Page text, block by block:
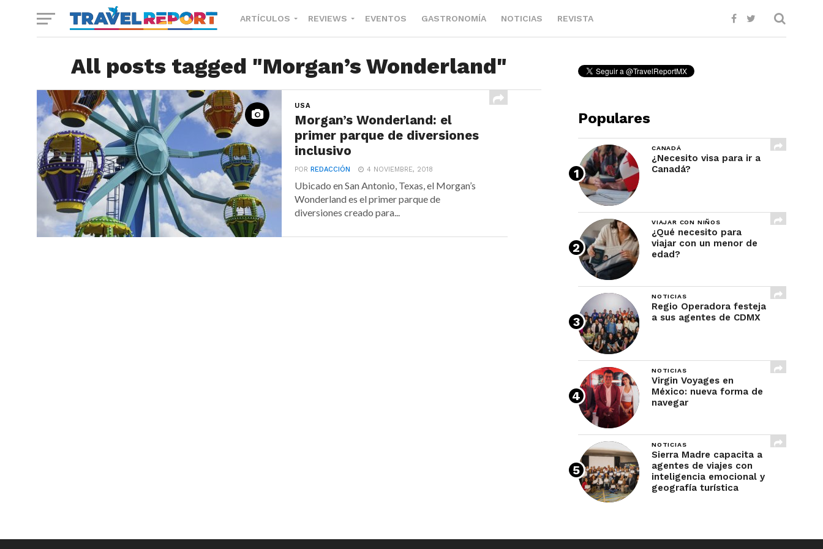
ARTÍCULOS REVIEWS EVENTOS GASTRONOMÍA NOTICIAS REVISTA
All posts tagged "Morgan’s Wonderland"
USA
Morgan’s Wonderland: el
primer parque de diversiones
inclusivo
PORREDACCIÓN 4 NOVIEMBRE, 2018
Ubicado en San Antonio, Texas, el Morgan’s
Wonderland es el primer parque de
diversiones creado para...
Populares
CANADÁ
¿Necesito visa para ir a
Canadá?
VIAJAR CON NIÑOS
¿Qué necesito para
viajar con un menor de
edad?
NOTICIAS
Regio Operadora festeja
a sus agentes de CDMX
NOTICIAS
Virgin Voyages en
México: nueva forma de
navegar
NOTICIAS
Sierra Madre capacita a
agentes de viajes con
inteligencia emocional y
geografía turística